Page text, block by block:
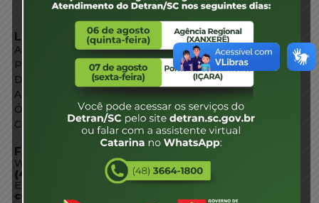
LINKS EXTERNOS
Agência de Notícias
Portal de Serviços
Diário Oficial
Acesso à Informação
Órgãos do Governo
Conheça SC
FALE CONOSCO
WhatsApp:
(48) 3664-1800
E-mail:
centraldeinformacoes@detran.sc.gov.br